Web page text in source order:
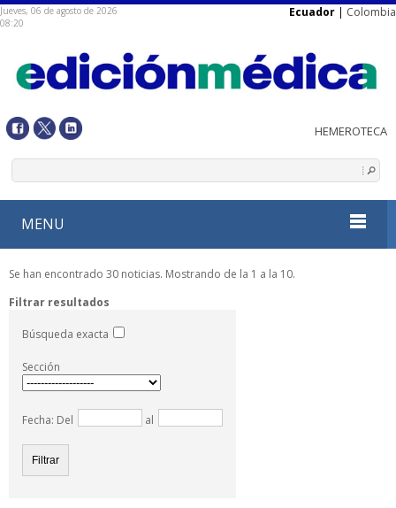
Jueves, 06 de agosto de 2026
08:20
Ecuador | Colombia
MENU
Se han encontrado 30 noticias. Mostrando de la 1 a la 10.
Filtrar resultados
Búsqueda exacta
Sección
Fecha: Del al